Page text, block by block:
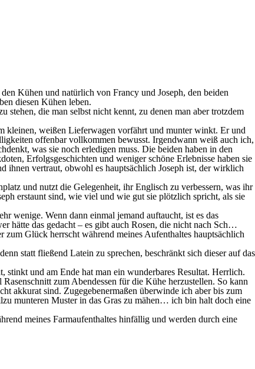
Kühen und natürlich von Francy und Joseph, den beiden
diesen Kühen leben.
die man selbst nicht kennt, zu denen man aber trotzdem
kleinen, weißen Lieferwagen vorfährt und munter winkt. Er und
offenbar vollkommen bewusst. Irgendwann weiß auch ich,
was sie noch erledigen muss. Die beiden haben in den
Erfolgsgeschichten und weniger schöne Erlebnisse haben sie
ihnen vertraut, obwohl es hauptsächlich Joseph ist, der wirklich
und nutzt die Gelegenheit, ihr Englisch zu verbessern, was ihr
erstaunt sind, wie viel und wie gut sie plötzlich spricht, als sie
wenige. Wenn dann einmal jemand auftaucht, ist es das
hätte das gedacht – es gibt auch Rosen, die nicht nach Sch…
Glück herrscht während meines Aufenthaltes hauptsächlich
statt fließend Latein zu sprechen, beschränkt sich dieser auf das
stinkt und am Ende hat man ein wunderbares Resultat. Herrlich.
zum Abendessen für die Kühe herzustellen. So kann
akkurat sind. Zugegebenermaßen überwinde ich aber bis zum
munteren Muster in das Gras zu mähen… ich bin halt doch eine
meines Farmaufenthaltes hinfällig und werden durch eine